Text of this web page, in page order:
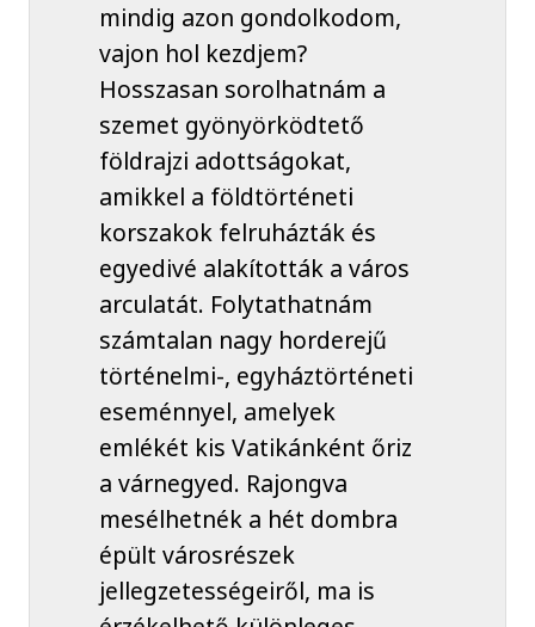
mindig azon gondolkodom,
vajon hol kezdjem?
Hosszasan sorolhatnám a
szemet gyönyörködtető
földrajzi adottságokat,
amikkel a földtörténeti
korszakok felruházták és
egyedivé alakították a város
arculatát. Folytathatnám
számtalan nagy horderejű
történelmi-, egyháztörténeti
eseménnyel, amelyek
emlékét kis Vatikánként őriz
a várnegyed. Rajongva
mesélhetnék a hét dombra
épült városrészek
jellegzetességeiről, ma is